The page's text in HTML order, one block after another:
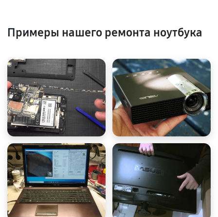
Примеры нашего ремонта ноутбука